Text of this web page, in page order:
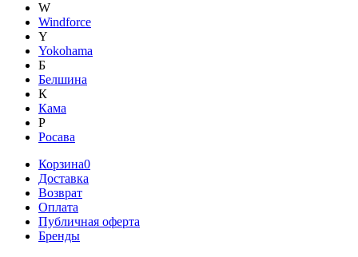
W
Windforce
Y
Yokohama
Б
Белшина
К
Кама
Р
Росава
Корзина0
Доставка
Возврат
Оплата
Публичная оферта
Бренды